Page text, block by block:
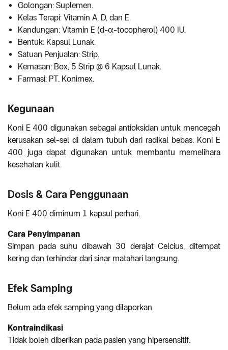
Golongan: Suplemen.
Kelas Terapi: Vitamin A, D, dan E.
Kandungan: Vitamin E (d-α-tocopherol) 400 IU.
Bentuk: Kapsul Lunak.
Satuan Penjualan: Strip.
Kemasan: Box, 5 Strip @ 6 Kapsul Lunak.
Farmasi: PT. Konimex.
Kegunaan
Koni E 400 digunakan sebagai antioksidan untuk mencegah
kerusakan sel-sel di dalam tubuh dari radikal bebas. Koni E
400 juga dapat digunakan untuk membantu memelihara
kesehatan kulit.
Dosis & Cara Penggunaan
Koni E 400 diminum 1 kapsul perhari.
Cara Penyimpanan
Simpan pada suhu dibawah 30 derajat Celcius, ditempat
kering dan terhindar dari sinar matahari langsung.
Efek Samping
Belum ada efek samping yang dilaporkan.
Kontraindikasi
Tidak boleh diberikan pada pasien yang hipersensitif.